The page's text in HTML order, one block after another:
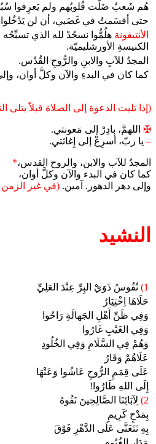
هُم شَعبٌ ضَلَّت قُلوبُهم ولم يَعرِفوا
حتى أقسَمتُ في غَضَبي، أن لن
الأنتيفونة هلُمُّوا نسجُدْ لله الذي
الكنيسةِ الأورشليميّة.
المجدُ للآبِ والابنِ والرُّوحِ القُدُس.
كما كان في البدءِ والآن وكلَّ أوان،
(إذا تليت الدعوة إلى الصلاة قبلاً يتلى
✠ اللهمَّ، بادِرْ إلى مَعونتي.
– يا ربّ، أسرِعْ إلى إِغاثتي.
المجدُ للآب والابن، والروح القدس،*
كما كان في البدء والآن وكلَّ أوان،
وإلى دهر الدهور. آمين. (في غير الزمن
النشيد
1) نُفُوسُ ذَوَيْ البِرِّ عِنْدَ العَلِيِّ
حَلَاهَا اِخْتِيَارُ
وَفِي ظَنِّ أَهْلِ الجَهالَةِ رَاحُوا
وَفِي الغَيْبِ غَارُوا
وَهُمْ فِي السَّلَامِ وَفِي الخُلُودِ
عَلَاهُمْ وَقَارُ
عَلَى قِمَمِ الرُّوحِ عَاشُوا وَعَنْهَا
إِلَى اللهِ طَارُوا!
2)
لِآبَائِنَا الصَّالِحِينَ نَفُوهُ
بِمَدْحٍ كَرِيمِ
بِهِ نَتَغَنَّى عَلَى الدَّهْرِ فَوْقَ